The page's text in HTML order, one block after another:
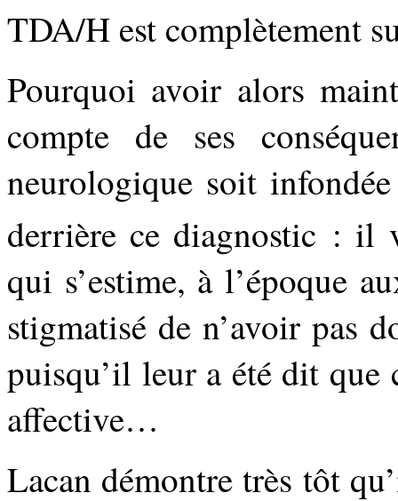
TDA/H est complètement
Pourquoi avoir alors
compte de ses
neurologique soit
derrière ce diagnostic : il
qui s’estime, à l’époque
stigmatisé de n’avoir pas
puisqu’il leur a été dit
affective…
Lacan démontre très tôt